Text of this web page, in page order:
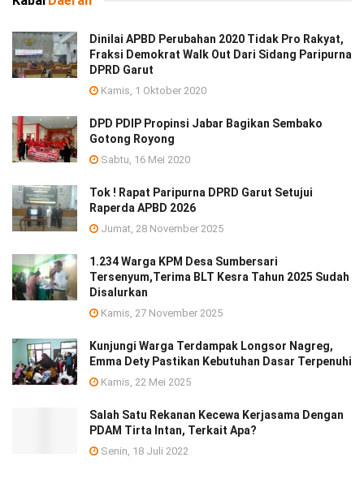
Dinilai APBD Perubahan 2020 Tidak Pro Rakyat,
Fraksi Demokrat Walk Out Dari Sidang Paripurna
DPRD Garut
Kamis, 1 Oktober 2020
DPD PDIP Propinsi Jabar Bagikan Sembako
Gotong Royong
Sabtu, 16 Mei 2020
Tok ! Rapat Paripurna DPRD Garut Setujui
Raperda APBD 2026
Jumat, 28 November 2025
1.234 Warga KPM Desa Sumbersari
Tersenyum,Terima BLT Kesra Tahun 2025 Sudah
Disalurkan
Kamis, 27 November 2025
Kunjungi Warga Terdampak Longsor Nagreg,
Emma Dety Pastikan Kebutuhan Dasar Terpenuhi
Kamis, 22 Mei 2025
Salah Satu Rekanan Kecewa Kerjasama Dengan
PDAM Tirta Intan, Terkait Apa?
Senin, 18 Juli 2022